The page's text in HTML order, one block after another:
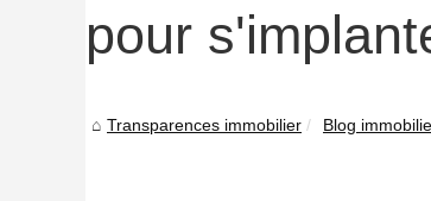
pour
Transparences immobilier Blog